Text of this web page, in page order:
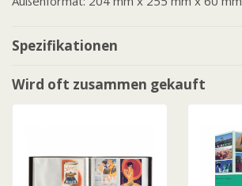
Spezifikationen
Wird oft zusammen gekauft